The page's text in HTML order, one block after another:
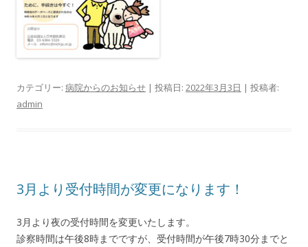
カテゴリー: 病院からのお知らせ | 投稿日: 2022年3月3日 | 投稿者:
admin
3月より受付時間が変更になります！
3月より夜の受付時間を変更いたします。
診察時間は午後8時までですが、受付時間が午後7時30分までと